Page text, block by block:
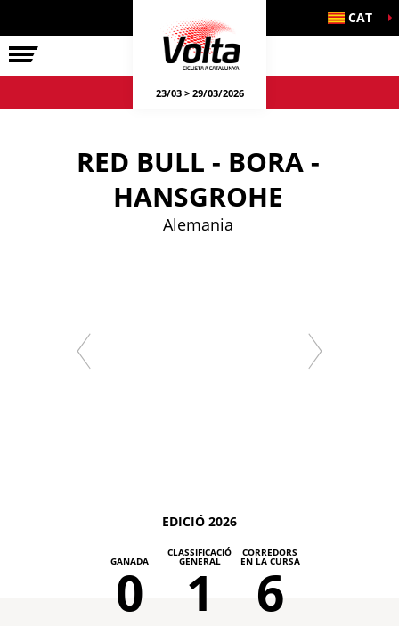
VOLTA CAT
23/03 > 29/03/2026
RED BULL - BORA -
HANSGROHE
Alemania
EDICIÓ 2026
GANADA
0
CLASSIFICACIÓ
GENERAL
1
CORREDORS
EN LA CURSA
6